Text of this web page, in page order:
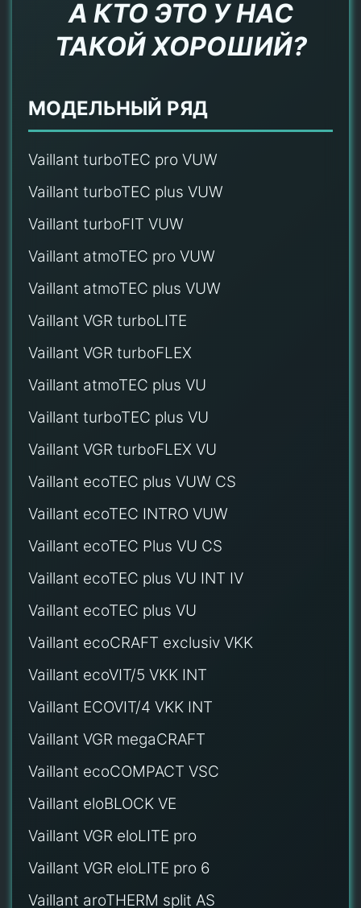
А КТО ЭТО У НАС
ТАКОЙ ХОРОШИЙ?
МОДЕЛЬНЫЙ РЯД
Vaillant turboTEC pro VUW
Vaillant turboTEC plus VUW
Vaillant turboFIT VUW
Vaillant atmoTEC pro VUW
Vaillant atmoTEC plus VUW
Vaillant VGR turboLITE
Vaillant VGR turboFLEX
Vaillant atmoTEC plus VU
Vaillant turboTEC plus VU
Vaillant VGR turboFLEX VU
Vaillant ecoTEC plus VUW CS
Vaillant ecoTEC INTRO VUW
Vaillant ecoTEC Plus VU CS
Vaillant ecoTEC plus VU INT IV
Vaillant ecoTEC plus VU
Vaillant ecoCRAFT exclusiv VKK
Vaillant ecoVIT/5 VKK INT
Vaillant ECOVIT/4 VKK INT
Vaillant VGR megaCRAFT
Vaillant ecoCOMPACT VSC
Vaillant eloBLOCK VE
Vaillant VGR eloLITE pro
Vaillant VGR eloLITE pro 6
Vaillant aroTHERM split AS